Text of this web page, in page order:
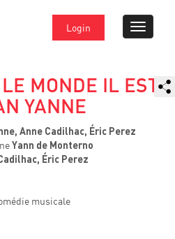
Login
MONDE IL EST
YANNE
Anne Cadilhac, Éric Perez
Yann de Monterno
Éric Perez
musicale